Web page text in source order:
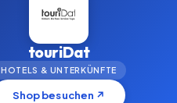
touriDat
HOTELS & UNTERKÜNFTE
Shop besuchen ↗